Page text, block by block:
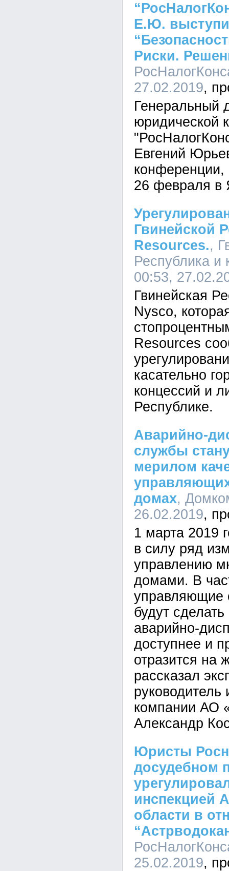
Е.Ю.
Риски.
27.02.2019
Генеральный
юридической
Евгений
конференции,
26 февраля в
Гвинейской
Resources.,
Республика и
00:53,
Гвинейская
Nysco,
Resources
касательно
концессий и
Республике.
Аварийно-
службы
мерилом
домах,
26.02.2019
1 марта 2019
в силу ряд
управлению
домами. В
управляющие
будут
аварийно-
доступнее и
отразится на
рассказал
руководитель
компании АО
Александр
Юристы
досудебном
инспекцией
области в
25.02.2019